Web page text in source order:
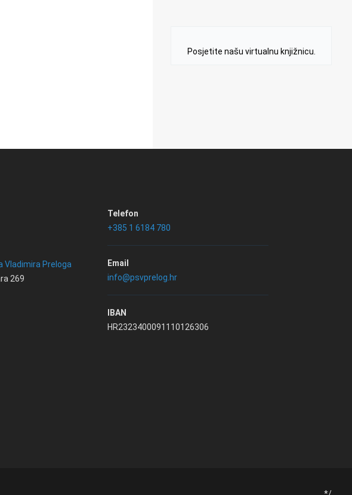
Posjetite našu virtualnu knjižnicu.
Vladimira Preloga
269
Telefon
+385 1 6184 780
Email
info@psvprelog.hr
IBAN
HR2323400091110126306